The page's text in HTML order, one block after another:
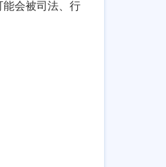
会被司法、行